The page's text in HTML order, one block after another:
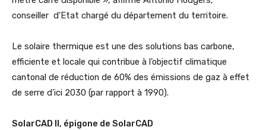
conseiller d’Etat chargé du département du territoire.
Le solaire thermique est une des solutions bas carbone,
efficiente et locale qui contribue à l’objectif climatique
cantonal de réduction de 60% des émissions de gaz à effet
de serre d’ici 2030 (par rapport à 1990).
SolarCAD II, épigone de SolarCAD